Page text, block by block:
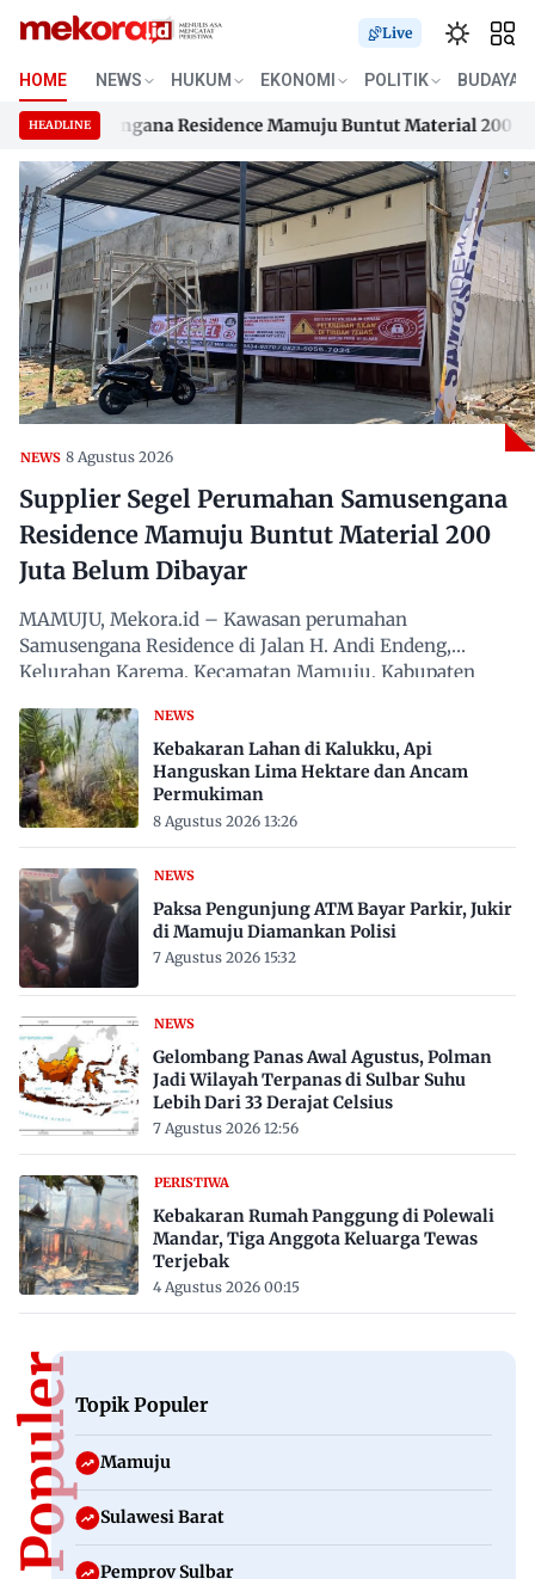
Skip
content
Live
HOME NEWS HUKUM EKONOMI POLITIK BUDAYA
HEADLINE
Samusengana Residence Mamuju Buntut Material 200 Juta
Samusengana Residence Mamuju Buntut Material 200 Juta
NEWS 8 Agustus 2026
Supplier Segel Perumahan Samusengana
Residence Mamuju Buntut Material 200
Juta Belum Dibayar
MAMUJU, Mekora.id – Kawasan perumahan
Samusengana Residence di Jalan H. Andi Endeng,
Kelurahan Karema, Kecamatan Mamuju, Kabupaten
NEWS
Kebakaran Lahan di Kalukku, Api
Hanguskan Lima Hektare dan Ancam
Permukiman
8 Agustus 2026 13:26
NEWS
Paksa Pengunjung ATM Bayar Parkir, Jukir
di Mamuju Diamankan Polisi
7 Agustus 2026 15:32
NEWS
Gelombang Panas Awal Agustus, Polman
Jadi Wilayah Terpanas di Sulbar Suhu
Lebih Dari 33 Derajat Celsius
7 Agustus 2026 12:56
PERISTIWA
Kebakaran Rumah Panggung di Polewali
Mandar, Tiga Anggota Keluarga Tewas
Terjebak
4 Agustus 2026 00:15
Topik Populer
Mamuju
Sulawesi Barat
Pemprov Sulbar